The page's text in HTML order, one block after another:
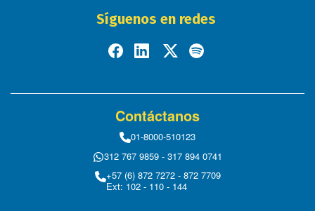
Síguenos en redes
Contáctanos
01-8000-510123
312 767 9859 - 317 894 0741
+57 (6) 872 7272 - 872 7709
Ext: 102 - 110 - 144